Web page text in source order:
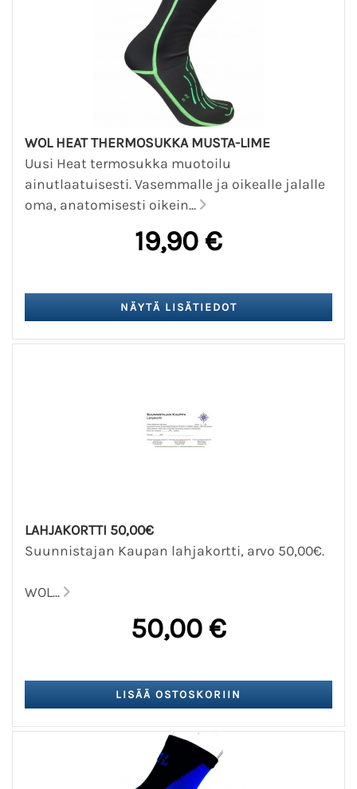
WOL HEAT THERMOSUKKA MUSTA-LIME
Uusi Heat termosukka muotoilu
ainutlaatuisesti. Vasemmalle ja oikealle jalalle
oma, anatomisesti oikein...
19,90 €
LAHJAKORTTI 50,00€
Suunnistajan Kaupan lahjakortti, arvo 50,00€.
WOL...
50,00 €